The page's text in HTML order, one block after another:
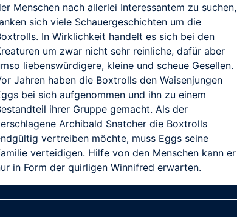
Menschen nach allerlei Interessantem zu suchen,
sich viele Schauergeschichten um die
In Wirklichkeit handelt es sich bei den
um zwar nicht sehr reinliche, dafür aber
liebenswürdigere, kleine und scheue Gesellen.
Jahren haben die Boxtrolls den Waisenjungen
bei sich aufgenommen und ihn zu einem
ihrer Gruppe gemacht. Als der
Archibald Snatcher die Boxtrolls
vertreiben möchte, muss Eggs seine
verteidigen. Hilfe von den Menschen kann er
in Form der quirligen Winnifred erwarten.